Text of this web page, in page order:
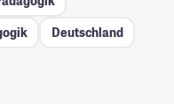
Deutschland